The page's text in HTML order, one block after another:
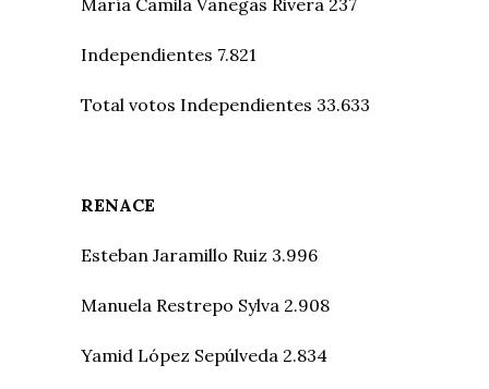
Independientes 7.821
Total votos Independientes 33.633
RENACE
Esteban Jaramillo Ruiz 3.996
Manuela Restrepo Sylva 2.908
Yamid López Sepúlveda 2.834